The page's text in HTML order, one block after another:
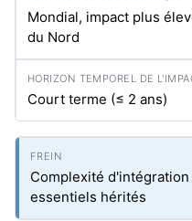
Mondial, impact plus
du Nord
Court terme (≤ 2 ans)
Complexité
essentiels hérités